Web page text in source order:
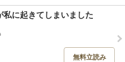
私に起きてしまいました
無料立読み